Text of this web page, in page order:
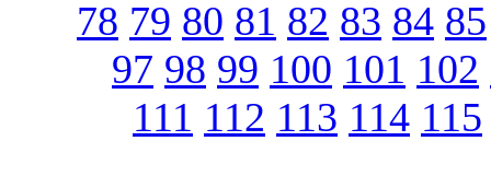
78 79 80 81 82 83 84 85
97 98 99 100 101 102
111 112 113 114 115